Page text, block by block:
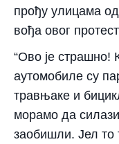
прођу улицама
вођа овог
​“Ово је страшно!
аутомобиле су
травњаке и
морамо да
заобишли. Јел